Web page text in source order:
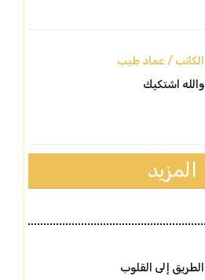
الكاتب / عماد طيب
والله اشتكيك
المزيد
الطريق إلى القلوب